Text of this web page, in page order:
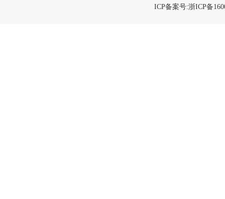
ICP备案号:浙ICP备